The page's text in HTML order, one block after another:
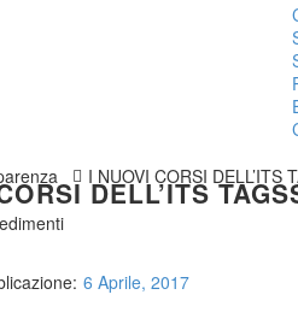
I NUOVI CORSI DELL’ITS
DELL’ITS
6 Aprile, 2017